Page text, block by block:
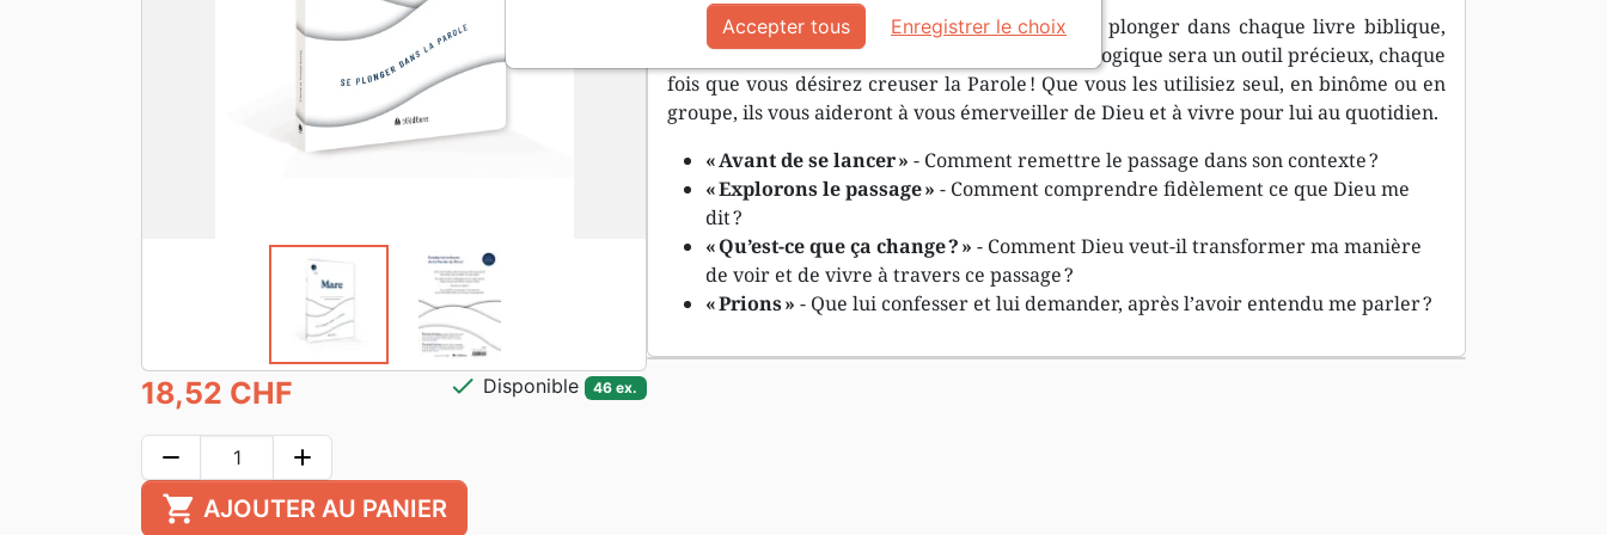
Cette série de guides vous permettra de vous plonger dans chaque livre biblique,
l’un après l’autre. Son approche claire et pédagogique sera un outil précieux, chaque
fois que vous désirez creuser la Parole ! Que vous les utilisiez seul, en binôme ou en
groupe, ils vous aideront à vous émerveiller de Dieu et à vivre pour lui au quotidien.
« Avant de se lancer » - Comment remettre le passage dans son contexte ?
« Explorons le passage » - Comment comprendre fidèlement ce que Dieu me
dit ?
« Qu’est-ce que ça change ? » - Comment Dieu veut-il transformer ma manière
de voir et de vivre à travers ce passage ?
« Prions » - Que lui confesser et lui demander, après l’avoir entendu me parler ?
18,52 CHF check Disponible 46 ex.
remove add
shopping_cart AJOUTER AU PANIER
Accepter tous Enregistrer le choix